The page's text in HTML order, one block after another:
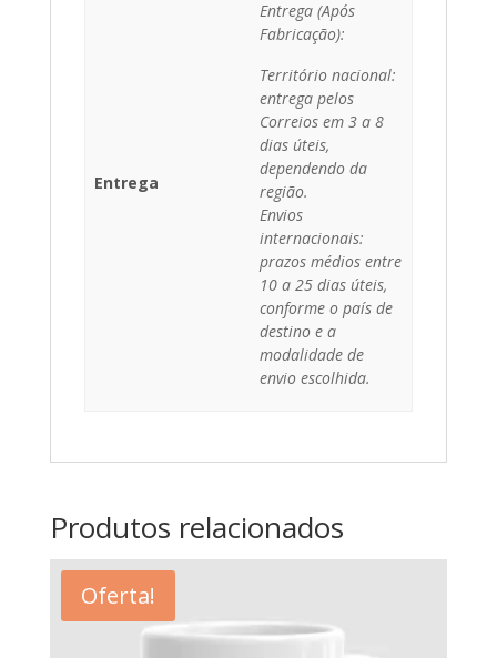
Entrega
Entrega (Após
Fabricação):
Território nacional:
entrega pelos
Correios em 3 a 8
dias úteis,
dependendo da
região.
Envios
internacionais:
prazos médios entre
10 a 25 dias úteis,
conforme o país de
destino e a
modalidade de
envio escolhida.
Produtos relacionados
Oferta!